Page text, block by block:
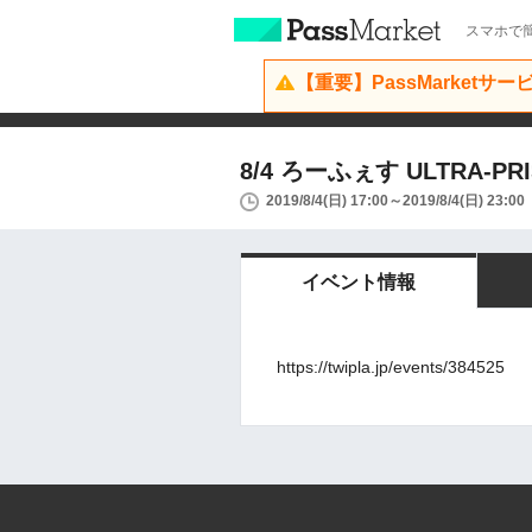
スマホで
【重要】PassMarketサー
8/4 ろーふぇす ULTRA-
2019/8/4(日) 17:00～2019/8/4(日) 23:00
イベント情報
https://twipla.jp/events/384525